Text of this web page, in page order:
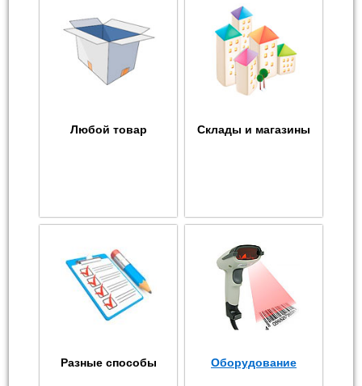
Любой товар Склады и магазины
Разные способы Оборудование